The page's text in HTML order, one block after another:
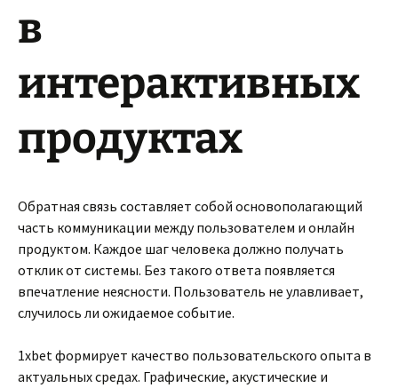
в
интерактивных
продуктах
Обратная связь составляет собой основополагающий
часть коммуникации между пользователем и онлайн
продуктом. Каждое шаг человека должно получать
отклик от системы. Без такого ответа появляется
впечатление неясности. Пользователь не улавливает,
случилось ли ожидаемое событие.
1xbet формирует качество пользовательского опыта в
актуальных средах. Графические, акустические и